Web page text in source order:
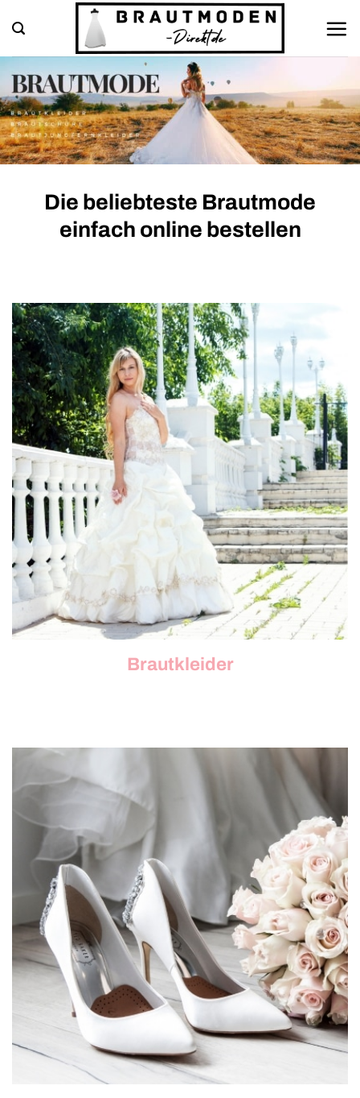
Inhalt
springen
Die beliebteste Brautmode
einfach online bestellen
Brautkleider